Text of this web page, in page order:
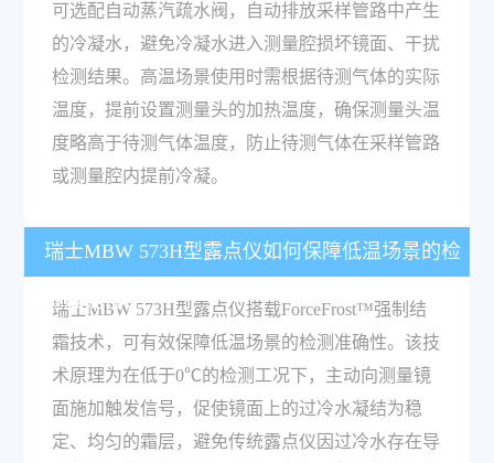
可选配自动蒸汽疏水阀，自动排放采样管路中产生
的冷凝水，避免冷凝水进入测量腔损坏镜面、干扰
检测结果。高温场景使用时需根据待测气体的实际
温度，提前设置测量头的加热温度，确保测量头温
度略高于待测气体温度，防止待测气体在采样管路
或测量腔内提前冷凝。
瑞士MBW 573H型露点仪如何保障低温场景的检
测准确性？
瑞士MBW 573H型露点仪搭载ForceFrost™强制结
霜技术，可有效保障低温场景的检测准确性。该技
术原理为在低于0℃的检测工况下，主动向测量镜
面施加触发信号，促使镜面上的过冷水凝结为稳
定、均匀的霜层，避免传统露点仪因过冷水存在导